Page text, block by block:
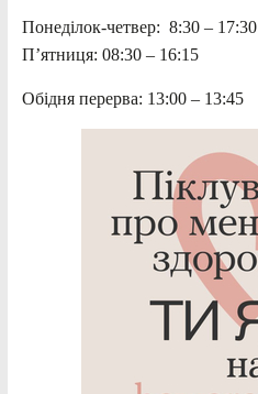
Понеділок-четвер: 8:30 – 17:30
П’ятниця: 08:30 – 16:15
Обідня перерва: 13:00 – 13:45